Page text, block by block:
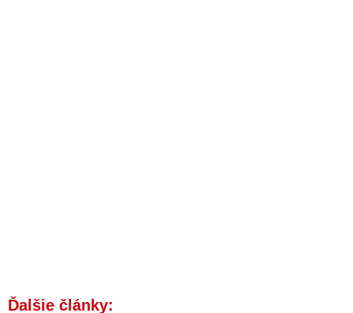
Ďalšie články: